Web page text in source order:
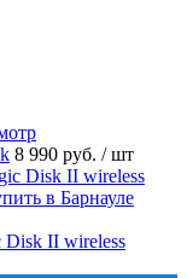
8 990 руб. / шт
Disk II wireless